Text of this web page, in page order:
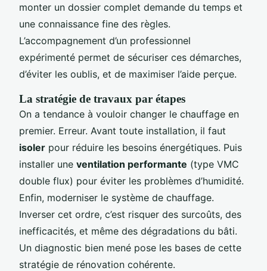
monter un dossier complet demande du temps et
une connaissance fine des règles.
L’accompagnement d’un professionnel
expérimenté permet de sécuriser ces démarches,
d’éviter les oublis, et de maximiser l’aide perçue.
La stratégie de travaux par étapes
On a tendance à vouloir changer le chauffage en
premier. Erreur. Avant toute installation, il faut
isoler pour réduire les besoins énergétiques. Puis
installer une ventilation performante (type VMC
double flux) pour éviter les problèmes d’humidité.
Enfin, moderniser le système de chauffage.
Inverser cet ordre, c’est risquer des surcoûts, des
inefficacités, et même des dégradations du bâti.
Un diagnostic bien mené pose les bases de cette
stratégie de rénovation cohérente.